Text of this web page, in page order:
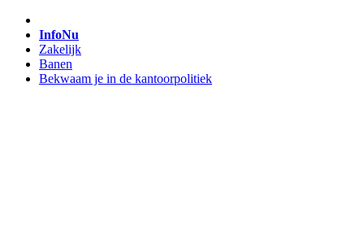
InfoNu
Zakelijk
Banen
Bekwaam je in de kantoorpolitiek